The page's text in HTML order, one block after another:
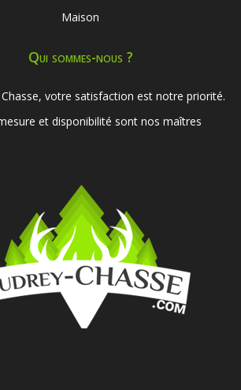
Maison
Qui sommes-nous ?
Chasse, votre satisfaction est notre priorité.
et disponibilité sont nos maîtres